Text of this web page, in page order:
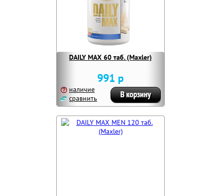
DAILY MAX 60 таб. (Maxler)
991 р
наличие
сравнить